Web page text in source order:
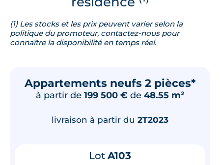
(1) Les stocks et les prix peuvent varier selon la
politique du promoteur, contactez-nous pour
connaître la disponibilité en temps réel.
Appartements neufs 2 pièces*
à partir de 199 500 € de 48.55 m²
livraison à partir du 2T2023
Lot A103